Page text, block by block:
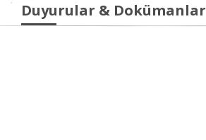
Duyurular & Dokümanlar